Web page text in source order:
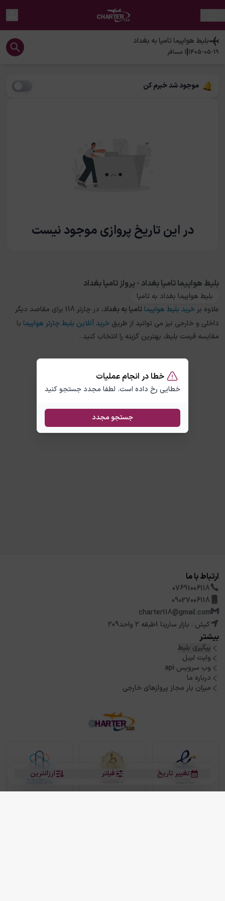
خطا در انجام عملیات
خطایی رخ داده است. لطفا مجدد جستجو کنید
جستجو مجدد
بلیط هواپیماتامپابه بغداد
1405-05-19
|
1 مسافر
موجود شد خبرم کن
در این تاریخ پروازی موجود نیست
ارزانترین فیلتر تغییر تاریخ
بلیط هواپیما تامپا بغداد - پرواز تامپا بغداد
بلیط هواپیما بغداد به تامپا
علاوه بر خرید بلیط هواپیما تامپابهبغداد
، در چارتر 118 برای مقاصد دیگر
داخلی و خارجی نیز می توانید از طریق خرید آنلاین بلیط چارتر هواپیما با
مقایسه قیمت بلیط، بهترین گزینه را انتخاب کنید .
ارتباط با ما
07691006118
09027006118
charter118@gmail.com
کیش : بازار سارینا 1طبقه 2 واحد209
بیشتر
پیگیری بلیط
وایت لیبل
وب سرویس api
درباره ما
میزان بار مجاز پروازهای خارجی